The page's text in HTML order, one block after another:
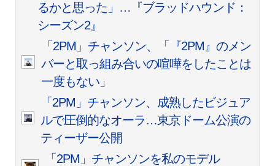
るかと思った」…『ブラッドハウンド：
シーズン2』
「2PM」チャンソン、「『2PM』のメン
バーと取っ組み合いの喧嘩をしたことは
一度もない」
「2PM」チャンソン、成熟したビジュア
ルで圧倒的なオーラ…東京ドーム公演の
ティーザー公開
「2PM」チャンソンを私のモデル